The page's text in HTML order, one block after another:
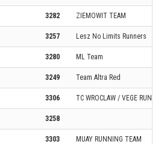
3282 ZIEMOWIT TEAM
3257 Lesz No Limits Runners
3280 ML Team
3249 Team Altra Red
3306 TC WROCLAW / VEGE
3258
3303 MUAY RUNNING TEAM